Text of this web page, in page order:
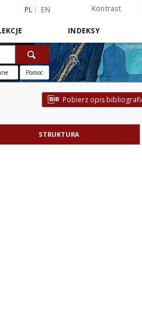
PL EN Kontrast
INDEKSY
Pomoc
Pobierz opis
STRUKTURA